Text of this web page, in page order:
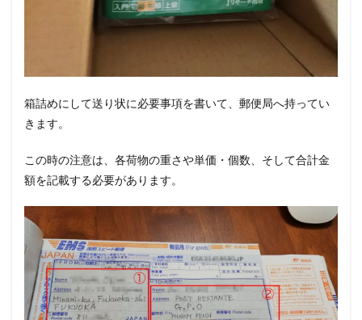
箱詰めにして送り状に必要事項を書いて、郵便局へ持ってい
きます。
この時の注意は、各荷物の重さや単価・個数、そして合計金
額を記載する必要があります。